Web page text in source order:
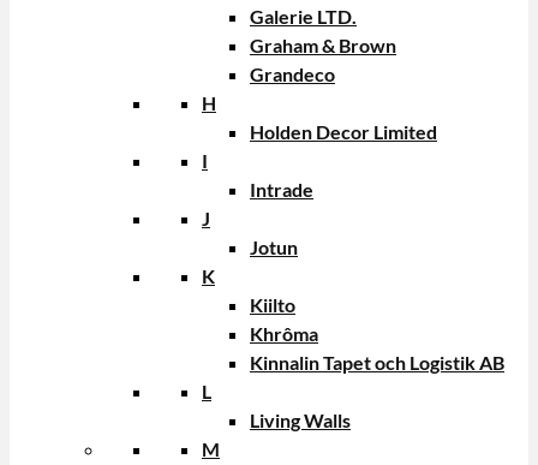
Galerie LTD.
Graham & Brown
Grandeco
H
Holden Decor Limited
I
Intrade
J
Jotun
K
Kiilto
Khrôma
Kinnalin Tapet och Logistik AB
L
Living Walls
M